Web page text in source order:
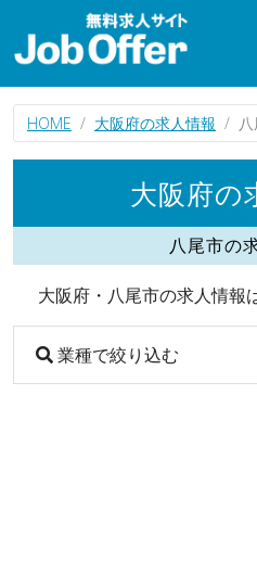
HOME 大阪府の求人情報
大阪府の
八尾市の
大阪府・八尾市の求人情報
業種で絞り込む